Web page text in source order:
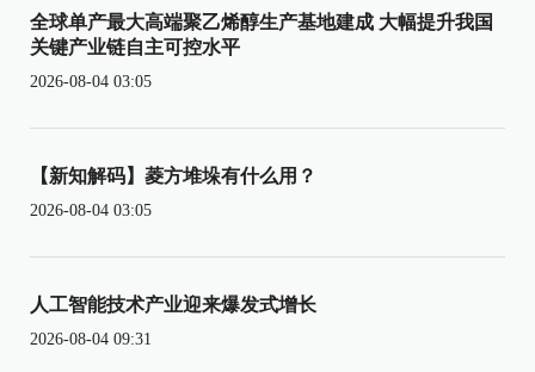
全球单产最大高端聚乙烯醇生产基地建成 大幅提升我国
关键产业链自主可控水平
2026-08-04 03:05
【新知解码】菱方堆垛有什么用？
2026-08-04 03:05
人工智能技术产业迎来爆发式增长
2026-08-04 09:31